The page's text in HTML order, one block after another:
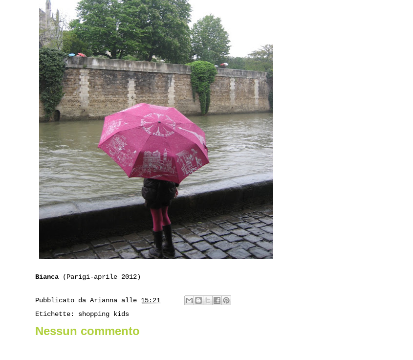
Bianca (Parigi-aprile 2012)
Pubblicato da Arianna alle 15:21
Etichette: shopping kids
Nessun commento